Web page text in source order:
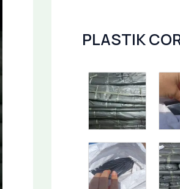
PLASTIK